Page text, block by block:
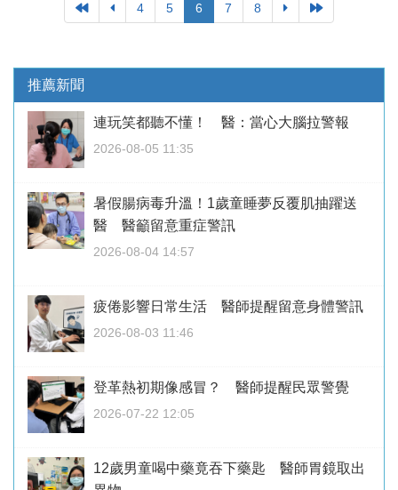
4 5 6 7 8
推薦新聞
連玩笑都聽不懂！ 醫：當心大腦拉警報
2026-08-05 11:35
暑假腸病毒升溫！1歲童睡夢反覆肌抽躍送
醫 醫籲留意重症警訊
2026-08-04 14:57
疲倦影響日常生活 醫師提醒留意身體警訊
2026-08-03 11:46
登革熱初期像感冒？ 醫師提醒民眾警覺
2026-07-22 12:05
12歲男童喝中藥竟吞下藥匙 醫師胃鏡取出